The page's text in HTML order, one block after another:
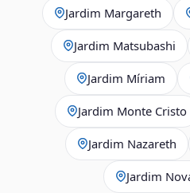
Jardim Margareth
Jardim Matsubashi
Jardim Míriam
Jardim Monte Cristo
Jardim Nazareth
Jardim